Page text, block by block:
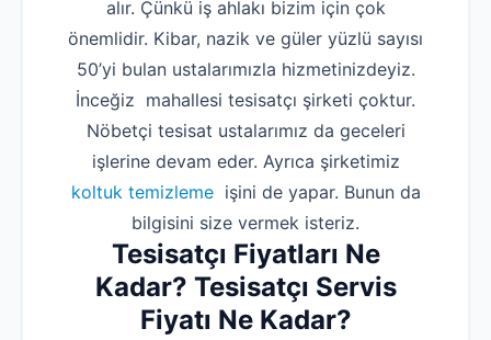
alır. Çünkü iş ahlakı bizim için çok
önemlidir. Kibar, nazik ve güler yüzlü sayısı
50’yi bulan ustalarımızla hizmetinizdeyiz.
İnceğiz mahallesi tesisatçı şirketi çoktur.
Nöbetçi tesisat ustalarımız da geceleri
işlerine devam eder. Ayrıca şirketimiz
koltuk temizlemeişini de yapar. Bunun da
bilgisini size vermek isteriz.
Tesisatçı Fiyatları Ne
Kadar? Tesisatçı Servis
Fiyatı Ne Kadar?